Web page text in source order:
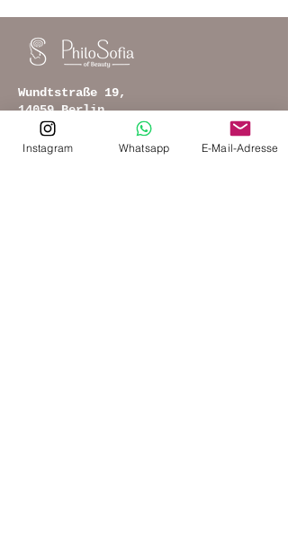
Wundtstraße 19,
14059 Berlin
philosofiaofbeauty(at)gmail.com
+49 155 60180244
Instagram Whatsapp E-Mail-Adresse